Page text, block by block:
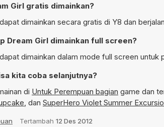
Girl gratis dimainkan?
dimainkan secara gratis di Y8 dan
Dream Girl dimainkan full screen?
dimainkan dalam mode full screen untuk
kita coba selanjutnya?
di Untuk Perempuan bagian game dan
, dan SuperHero Violet Summer
Tertambah 12 Des 2012